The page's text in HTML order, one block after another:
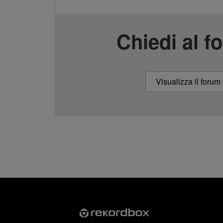
Chiedi al
Visualizza il forum